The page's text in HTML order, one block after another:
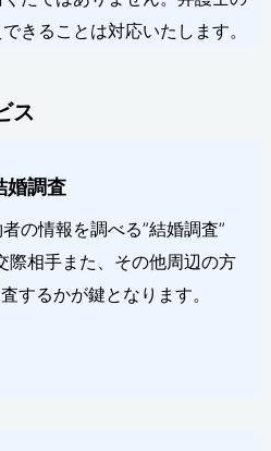
きることは対応いたします。
ス
婚調査
の情報を調べる”結婚調査”
際相手また、その他周辺の方
するかが鍵となります。